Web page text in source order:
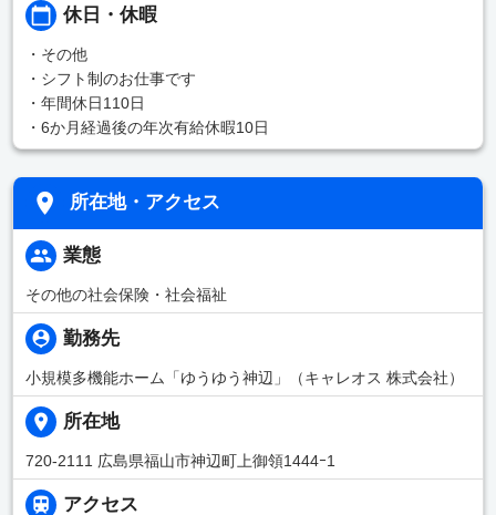
休日・休暇
・その他
・シフト制のお仕事です
・年間休日110日
・6か月経過後の年次有給休暇10日
所在地・アクセス
業態
その他の社会保険・社会福祉
勤務先
小規模多機能ホーム「ゆうゆう神辺」（キャレオス 株式会社）
所在地
720-2111 広島県福山市神辺町上御領1444ｰ1
アクセス